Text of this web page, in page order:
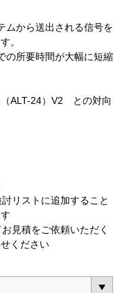
ムから送出される信号を
。
の所要時間が大幅に短縮
ALT-24）V2 との対向
リストに追加すること
見積をご依頼いただく
ください